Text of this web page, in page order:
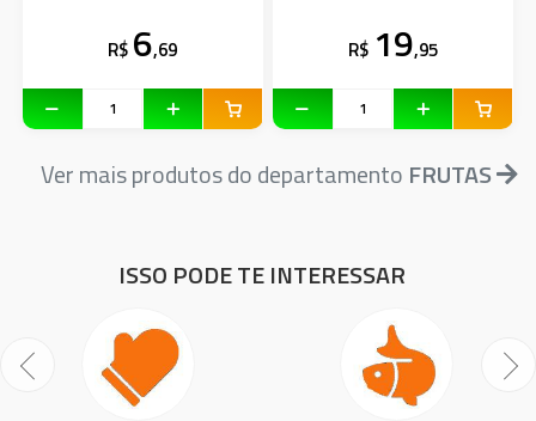
R$ 6,69 R$ 19,95
Ver mais produtos do departamento FRUTAS
ISSO PODE TE INTERESSAR